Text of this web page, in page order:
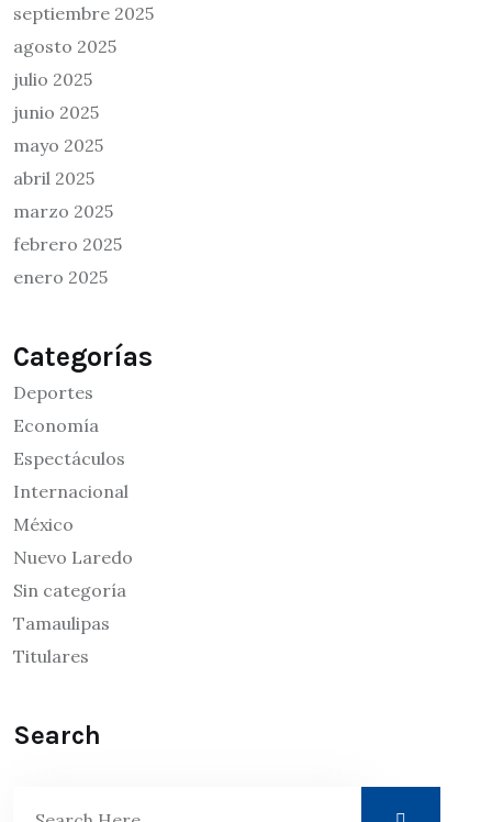
septiembre 2025
agosto 2025
julio 2025
junio 2025
mayo 2025
abril 2025
marzo 2025
febrero 2025
enero 2025
Categorías
Deportes
Economía
Espectáculos
Internacional
México
Nuevo Laredo
Sin categoría
Tamaulipas
Titulares
Search